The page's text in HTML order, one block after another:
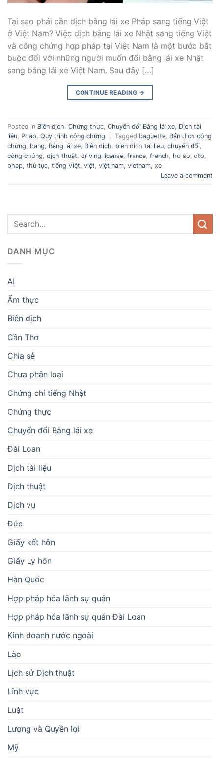
Tại sao phải cần dịch bằng lái xe Pháp sang tiếng Việt
ở Việt Nam? Việc dịch bằng lái xe Nhật sang tiếng Việt
và công chứng hợp pháp tại Việt Nam là một bước bắt
buộc đối với những người muốn đổi bằng lái xe Nhật
sang bằng lái xe Việt Nam. Sau đây […]
CONTINUE READING →
Posted in Biên dịch Chứng thực Chuyển đổi Bằng lái xe Dịch tài
liệu Pháp Quy trình công chứng Tagged baguette Bản dịch công
chứng
bang Bằng lái xe Biên dịch bien dich tai lieu chuyển đổi
công chứng dịch thuật driving license france french ho so oto
phap thủ tục tiếng Việt việt việt nam vietnam xe
Leave a comment
DANH MỤC
AI
Ẩm thực
Biên dịch
Cần Thơ
Chia sẻ
Chưa phân loại
Chứng chỉ tiếng Nhật
Chứng thực
Chuyển đổi Bằng lái xe
Đài Loan
Dịch tài liệu
Dịch thuật
Dịch vụ
Đức
Giấy kết hôn
Giấy Ly hôn
Hàn Quốc
Hợp pháp hóa lãnh sự quán
Hợp pháp hóa lãnh sự quán Đài Loan
Kinh doanh nước ngoài
Lào
Lịch sử Dịch thuật
Lĩnh vực
Luật
Lương và Quyền lợi
Mỹ